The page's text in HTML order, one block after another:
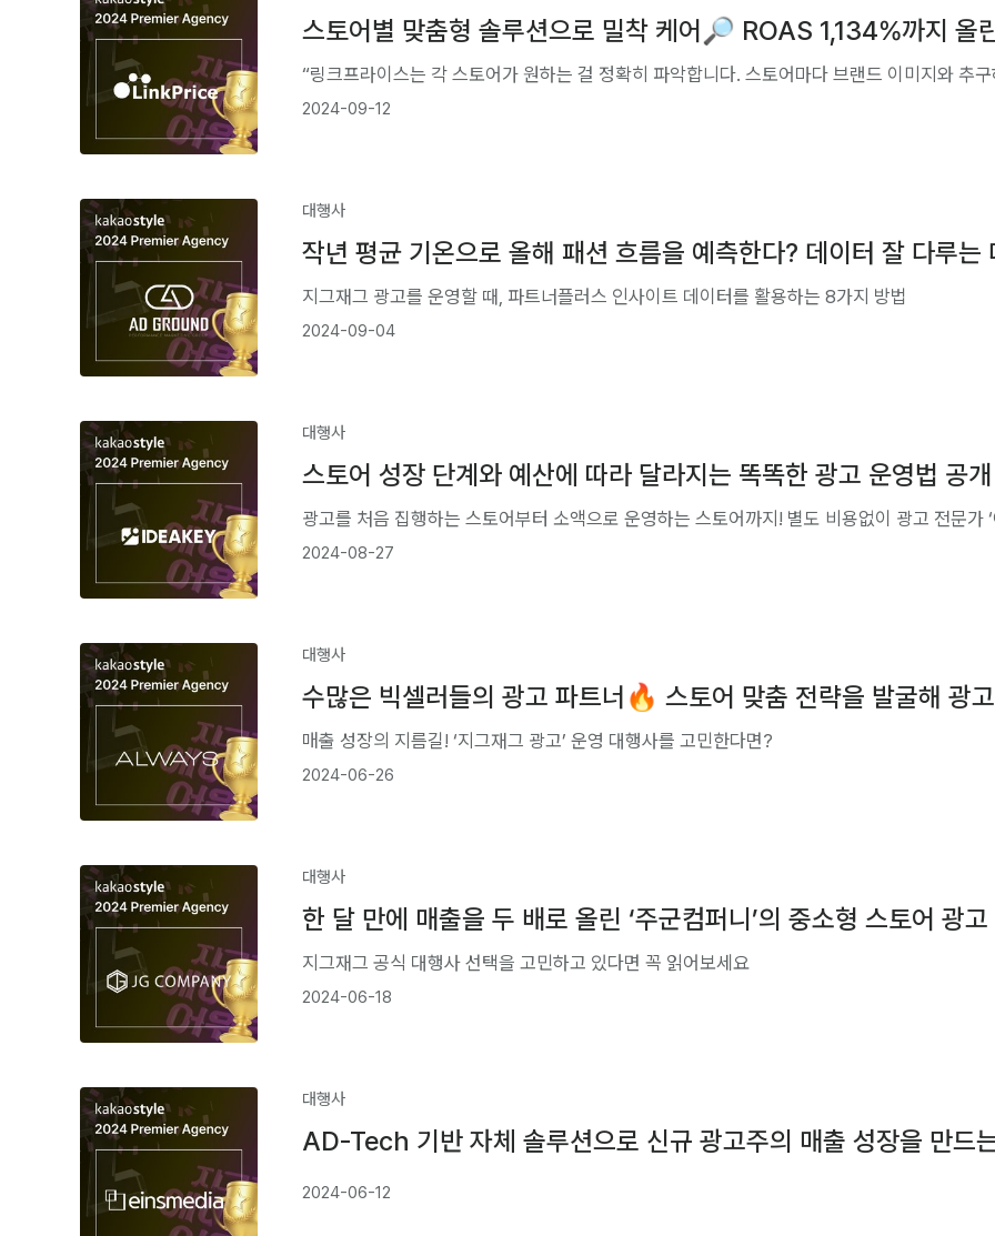
스토어별 맞춤형 솔루션으로 밀착 케어🔎 ROAS 1,134%까지 올
2024-09-12
대행사
작년 평균 기온으로 올해 패션 흐름을 예측한다? 데이터 잘 다루는
지그재그 광고를 운영할 때, 파트너플러스 인사이트 데이터를 활용하는 8가지 방법
2024-09-04
대행사
스토어 성장 단계와 예산에 따라 달라지는 똑똑한 광고 운영법 공
광고를 처음 집행하는 스토어부터 소액으로 운영하는 스토어까지! 별도 비용없이 광고 전문가
2024-08-27
대행사
수많은 빅셀러들의 광고 파트너🔥 스토어 맞춤 전략을 발굴해 광
매출 성장의 지름길! ‘지그재그 광고’ 운영 대행사를 고민한다면?
2024-06-26
대행사
한 달 만에 매출을 두 배로 올린 ‘주군컴퍼니’의 중소형 스토어 광
지그재그 공식 대행사 선택을 고민하고 있다면 꼭 읽어보세요
2024-06-18
대행사
AD-Tech 기반 자체 솔루션으로 신규 광고주의 매출 성장을 만드
2024-06-12